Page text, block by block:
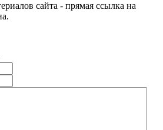
сайта - прямая ссылка на